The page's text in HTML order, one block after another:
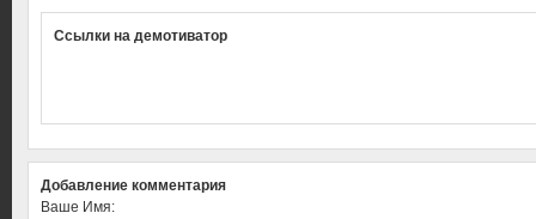
Ссылки на демотиватор
Добавление комментария
Ваше Имя: